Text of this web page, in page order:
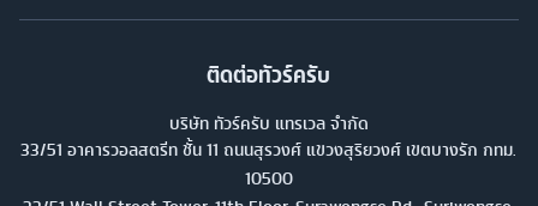
ติดต่อทัวร์ครับ
บริษัท ทัวร์ครับ แทรเวล จำกัด
33/51 อาคารวอลสตรีท ชั้น 11 ถนนสุรวงศ์ แขวงสุริยวงศ์ เขตบางรัก กทม.
10500